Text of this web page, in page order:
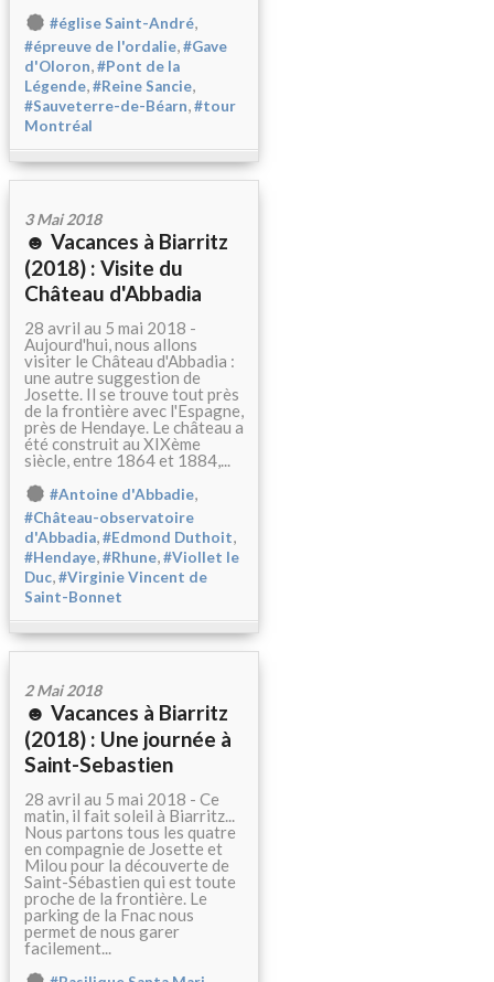
#église Saint-André,
#épreuve de l'ordalie,#Gave
d'Oloron,#Pont de la
Légende,#Reine Sancie,
#Sauveterre-de-Béarn,#tour
Montréal
3 Mai 2018
☻ Vacances à Biarritz
(2018) : Visite du
Château d'Abbadia
28 avril au 5 mai 2018 -
Aujourd'hui, nous allons
visiter le Château d'Abbadia :
une autre suggestion de
Josette. Il se trouve tout près
de la frontière avec l'Espagne,
près de Hendaye. Le château a
été construit au XIXème
siècle, entre 1864 et 1884,...
#Antoine d'Abbadie,
#Château-observatoire
d'Abbadia,#Edmond Duthoit,
#Hendaye,#Rhune,#Viollet le
Duc,#Virginie Vincent de
Saint-Bonnet
2 Mai 2018
☻ Vacances à Biarritz
(2018) : Une journée à
Saint-Sebastien
28 avril au 5 mai 2018 - Ce
matin, il fait soleil à Biarritz...
Nous partons tous les quatre
en compagnie de Josette et
Milou pour la découverte de
Saint-Sébastien qui est toute
proche de la frontière. Le
parking de la Fnac nous
permet de nous garer
facilement...